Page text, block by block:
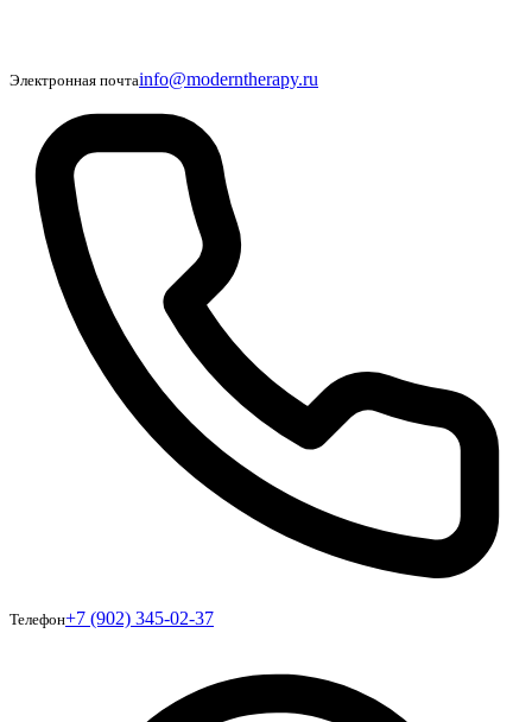
Электронная почтаinfo@moderntherapy.ru
Телефон+7 (902) 345-02-37